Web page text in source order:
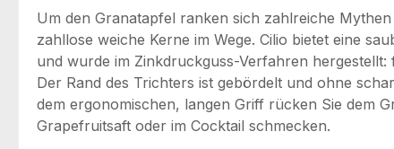
Um den Granatapfel ranken sich zahlreiche
zahllose weiche Kerne im Wege. Cilio bietet eine
und wurde im Zinkdruckguss-Verfahren
Der Rand des Trichters ist gebördelt und ohne
dem ergonomischen, langen Griff rücken Sie dem
Grapefruitsaft oder im Cocktail schmecken.